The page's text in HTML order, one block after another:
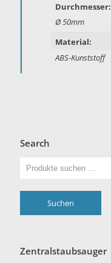
Durchmesser:
Ø 50mm
Material:
ABS-Kunststoff
Search
Suchen
Zentralstaubsauger